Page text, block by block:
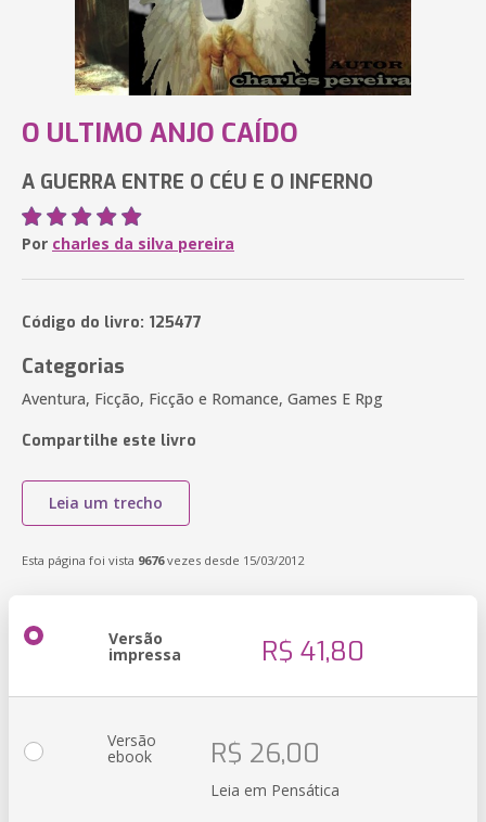
O ULTIMO ANJO CAÍDO
A GUERRA ENTRE O CÉU E O INFERNO
Por charles da silva pereira
Código do livro: 125477
Categorias
Aventura, Ficção, Ficção e Romance, Games E Rpg
Compartilhe este livro
Leia um trecho
Esta página foi vista 9676vezes desde 15/03/2012
Versão
impressa R$ 41,80
Versão
ebook R$ 26,00
Leia em Pensática